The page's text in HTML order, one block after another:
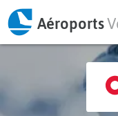
Aéroports